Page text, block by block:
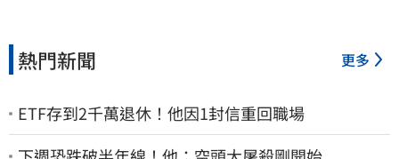
熱門新聞 更多
ETF存到2千萬退休！他因1封信重回職場